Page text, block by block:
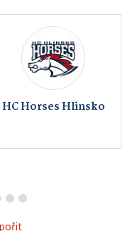
HC Horses Hlinsko